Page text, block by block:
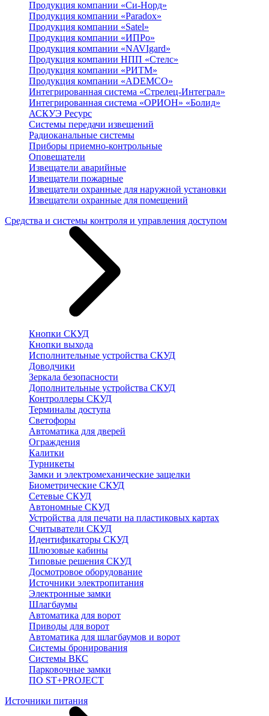
Продукция компании «Си-Норд»
Продукция компании «Paradox»
Продукция компании «Satel»
Продукция компании «ИПРо»
Продукция компании «NAVIgard»
Продукция компании НПП «Стелс»
Продукция компании «РИТМ»
Продукция компании «ADEMCO»
Интегрированная система «Стрелец-Интеграл»
Интегрированная система «ОРИОН» «Болид»
АСКУЭ Ресурс
Системы передачи извещений
Радиоканальные системы
Приборы приемно-контрольные
Оповещатели
Извещатели аварийные
Извещатели пожарные
Извещатели охранные для наружной установки
Извещатели охранные для помещений
Средства и системы контроля и управления доступом
Кнопки СКУД
Кнопки выхода
Исполнительные устройства СКУД
Доводчики
Зеркала безопасности
Дополнительные устройства СКУД
Контроллеры СКУД
Терминалы доступа
Светофоры
Автоматика для дверей
Ограждения
Калитки
Турникеты
Замки и электромеханические защелки
Биометрические СКУД
Сетевые СКУД
Автономные СКУД
Устройства для печати на пластиковых картах
Считыватели СКУД
Идентификаторы СКУД
Шлюзовые кабины
Типовые решения СКУД
Досмотровое оборудование
Источники электропитания
Электронные замки
Шлагбаумы
Автоматика для ворот
Приводы для ворот
Автоматика для шлагбаумов и ворот
Системы бронирования
Системы ВКС
Парковочные замки
ПО ST+PROJECT
Источники питания